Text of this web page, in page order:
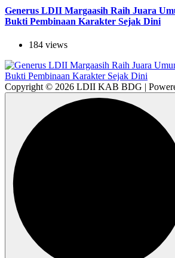
Generus LDII Margaasih Raih Juara
Bukti Pembinaan Karakter Sejak Dini
184 views
Copyright © 2026 LDII KAB BDG |